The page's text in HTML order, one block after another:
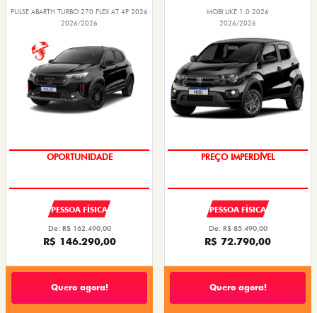
PULSE ABARTH TURBO 270 FLEX AT 4P 2026
2026/2026
SAIA DE FIAT 0KM
PESSOA FÍSICA
De: R$ 162.490,00
R$ 146.290,00
Quero agora!
MOBI LIKE 1.0 2026
2026/2026
SUPER DESCONTO
PESSOA FÍSICA
De: R$ 85.490,00
R$ 72.790,00
Quero agora!